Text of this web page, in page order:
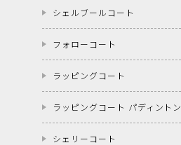
シェルブールコート
フォローコート
ラッピングコート
ラッピングコート パディントン
シェリーコート